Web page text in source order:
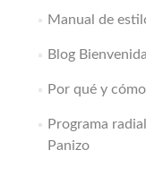
Manual de
Blog
Por qué y
Programa
Panizo